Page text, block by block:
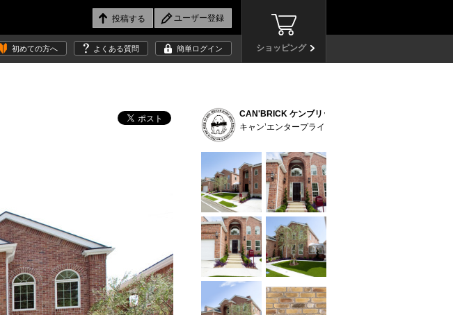
ショッピング
初めての方へ よくある質問 簡単ログイン
CAN'BRICK ケンブリッジ(CB) (9)
キャン’エンタープライゼズ株式会社